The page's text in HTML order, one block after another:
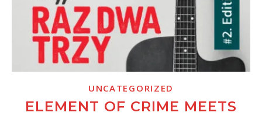
UNCATEGORIZED
ELEMENT OF CRIME MEETS